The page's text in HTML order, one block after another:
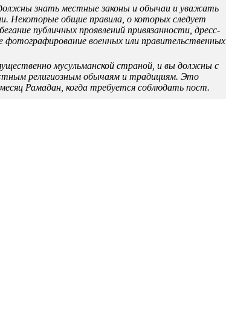
знать местные законы и обычаи и уважать
Некоторые общие правила, о которых следует
публичных проявлений привязанности, дресс-
фотографирование военных или правительственных
мусульманской страной, и вы должны с
религиозным обычаям и традициям. Это
Рамадан, когда требуется соблюдать пост.